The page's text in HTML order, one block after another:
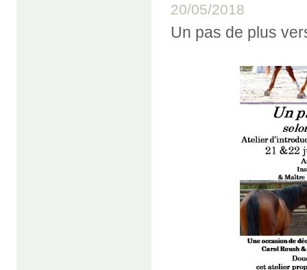
20/05/2018
Un pas de plus